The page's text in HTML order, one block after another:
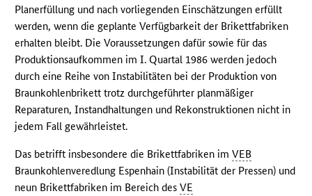
Planerfüllung und nach vorliegenden Einschätzungen erfüllt
werden, wenn die geplante Verfügbarkeit der Brikettfabriken
erhalten bleibt. Die Voraussetzungen dafür sowie für das
Produktionsaufkommen im I. Quartal 1986 werden jedoch
durch eine Reihe von Instabilitäten bei der Produktion von
Braunkohlenbrikett trotz durchgeführter planmäßiger
Reparaturen, Instandhaltungen und Rekonstruktionen nicht in
jedem Fall gewährleistet.
Das betrifft insbesondere die Brikettfabriken imVEB
Braunkohlenveredlung Espenhain (Instabilität der Pressen) und
neun Brikettfabriken im Bereich desVE